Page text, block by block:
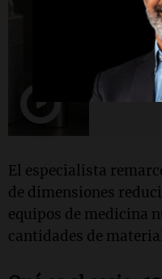
Sociedad
Qué se
en
El especialista
de dimensiones
equipos de medicina
cantidades de